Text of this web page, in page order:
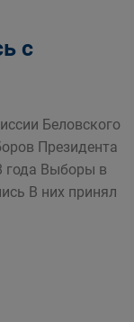
с
Беловского
Президента
года Выборы в
В них принял